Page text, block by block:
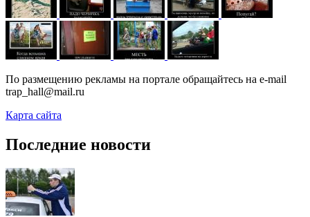
По размещению рекламы на портале обращайтесь на e-mail
trap_hall@mail.ru
Карта сайта
Последние новости